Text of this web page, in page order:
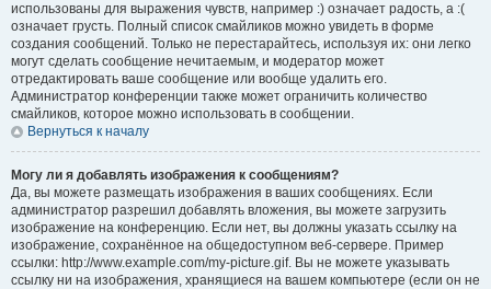
использованы для выражения чувств, например :) означает радость, а :(
означает грусть. Полный список смайликов можно увидеть в форме
создания сообщений. Только не перестарайтесь, используя их: они легко
могут сделать сообщение нечитаемым, и модератор может
отредактировать ваше сообщение или вообще удалить его.
Администратор конференции также может ограничить количество
смайликов, которое можно использовать в сообщении.
Вернуться к началу
Могу ли я добавлять изображения к сообщениям?
Да, вы можете размещать изображения в ваших сообщениях. Если
администратор разрешил добавлять вложения, вы можете загрузить
изображение на конференцию. Если нет, вы должны указать ссылку на
изображение, сохранённое на общедоступном веб-сервере. Пример
ссылки: http://www.example.com/my-picture.gif. Вы не можете указывать
ссылку ни на изображения, хранящиеся на вашем компьютере (если он не